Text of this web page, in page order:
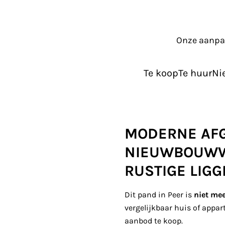
Onze
Te koopTe huur
MODERNE
RUSTIGE
Dit pand in Peer is niet
vergelijkbaar huis of
aanbod te koop.